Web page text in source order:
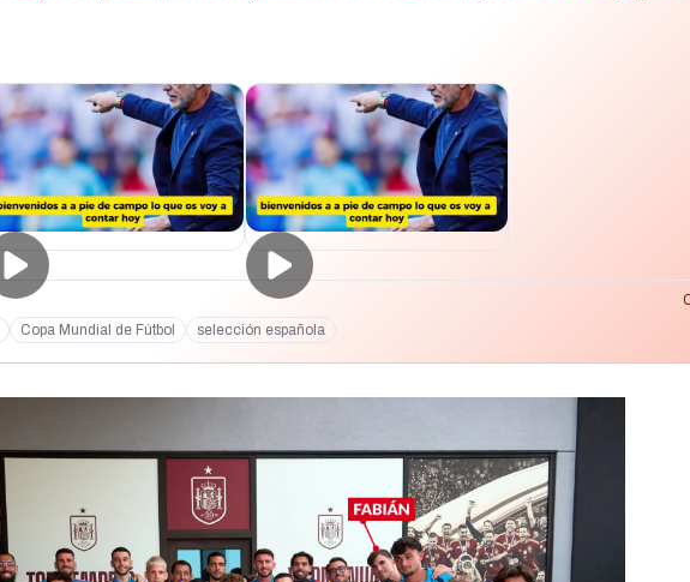
Copa Mundial de Fútbol selección española